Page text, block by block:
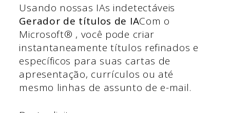
Usando nossas IAs indetectáveis
Gerador de títulos de IACom o
Microsoft® , você pode criar
instantaneamente títulos refinados e
específicos para suas cartas de
apresentação, currículos ou até
mesmo linhas de assunto de e-mail.